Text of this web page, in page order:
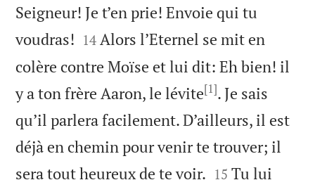
Seigneur! Je t’en prie! Envoie qui tu
voudras! 

14 Alors l’Eternel se mit en
colère contre Moïse et lui dit: Eh bien! il
y a ton frère Aaron, le lévite[1]. Je sais
qu’il parlera facilement. D’ailleurs, il est
déjà en chemin pour venir te trouver; il
sera tout heureux de te voir. 

15 Tu lui